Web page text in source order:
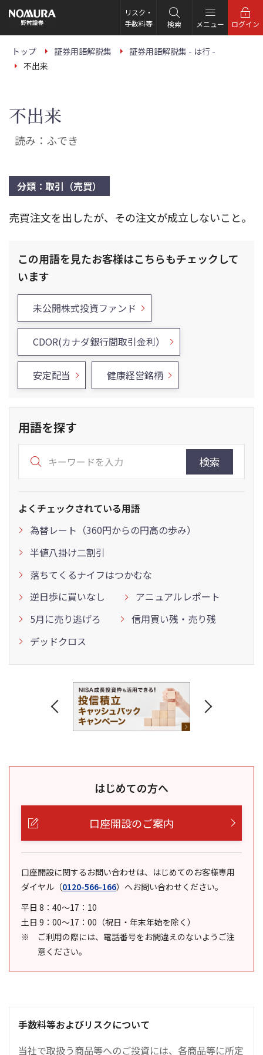
の
ー
リスク・
手数料等
検索 メニュー ログイン
トップ 証券用語解説集
証券用語解説集 - は行 -
不出来
不出来
読み：ふでき
分類：取引（売買）
売買注文を出したが、その注文が成立しないこと。
この用語を見たお客様はこちらもチェックして
います
未公開株式投資ファンド
CDOR(カナダ銀行間取引金利）
安定配当 健康経営銘柄
用語を探す
検索
よくチェックされている用語
為替レート（360円からの円高の歩み）
半値八掛け二割引
落ちてくるナイフはつかむな
逆日歩に買いなし
アニュアルレポート
5月に売り逃げろ
信用買い残・売り残
デッドクロス
はじめての方へ
口座開設のご案内
口座開設に関するお問い合わせは、はじめてのお客様専用
ダイヤル （0120-566-166） へお問い合わせください。
平日 8：40～17：10
土日 9：00～17：00（祝日・年末年始を除く）
ご利用の際には、電話番号をお間違えのないようご注
意ください。
手数料等およびリスクについて
当社で取扱う商品等へのご投資には、各商品等に所定